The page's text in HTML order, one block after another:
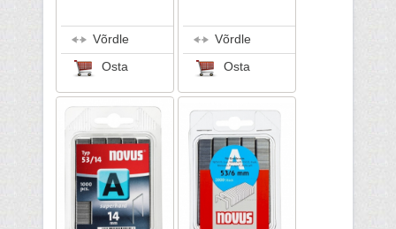
Võrdle
Osta
Võrdle
Osta